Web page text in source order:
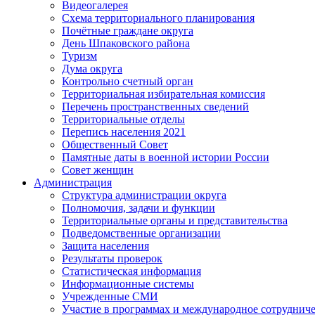
Видеогалерея
Схема территориального планирования
Почётные граждане округа
День Шпаковского района
Туризм
Дума округа
Контрольно счетный орган
Территориальная избирательная комиссия
Перечень пространственных сведений
Территориальные отделы
Перепись населения 2021
Общественный Совет
Памятные даты в военной истории России
Совет женщин
Администрация
Структура администрации округа
Полномочия, задачи и функции
Территориальные органы и представительства
Подведомственные организации
Защита населения
Результаты проверок
Статистическая информация
Информационные системы
Учрежденные СМИ
Участие в программах и международное